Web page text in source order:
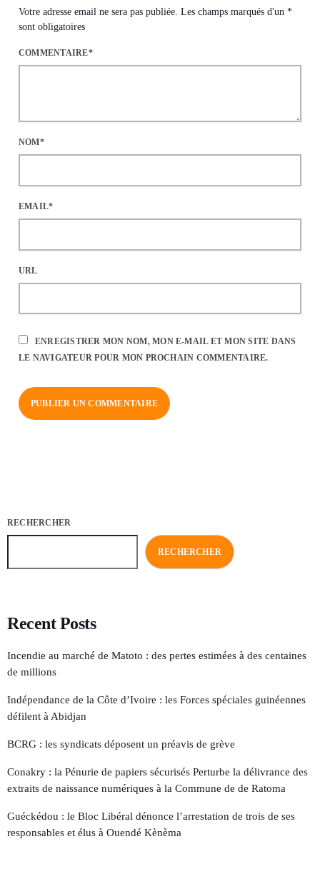
Votre adresse email ne sera pas publiée. Les champs marqués d'un *
sont obligatoires
COMMENTAIRE*
NOM*
EMAIL*
URL
ENREGISTRER MON NOM, MON E-MAIL ET MON SITE DANS
LE NAVIGATEUR POUR MON PROCHAIN COMMENTAIRE.
RECHERCHER
RECHERCHER
Recent Posts
Incendie au marché de Matoto : des pertes estimées à des centaines
de millions
Indépendance de la Côte d’Ivoire : les Forces spéciales guinéennes
défilent à Abidjan
BCRG : les syndicats déposent un préavis de grève
Conakry : la Pénurie de papiers sécurisés Perturbe la délivrance des
extraits de naissance numériques à la Commune de de Ratoma
Guéckédou : le Bloc Libéral dénonce l’arrestation de trois de ses
responsables et élus à Ouendé Kènèma